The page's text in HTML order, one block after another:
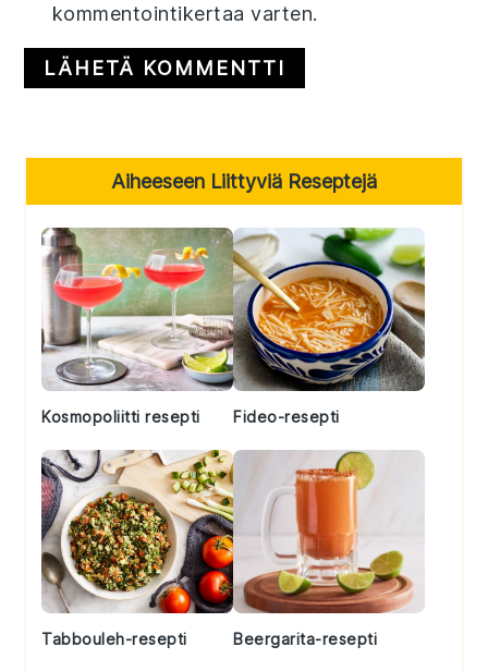
kommentointikertaa varten.
Primary
Sidebar
Aiheeseen Liittyviä Reseptejä
Kosmopoliitti resepti Fideo-resepti
Tabbouleh-resepti Beergarita-resepti